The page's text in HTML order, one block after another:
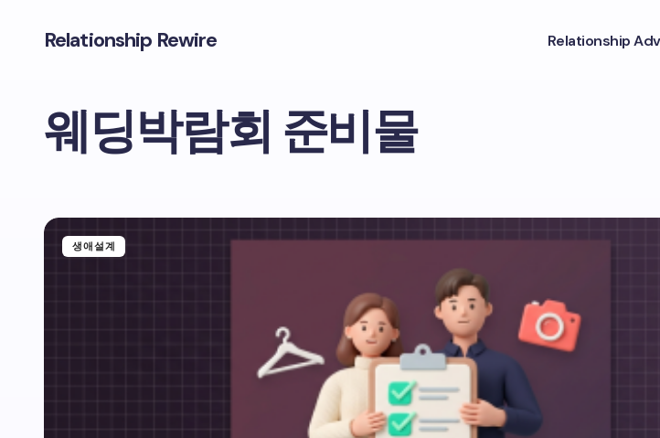
Relationship Rewire Relationship
웨딩박람회 준비물
생애설계